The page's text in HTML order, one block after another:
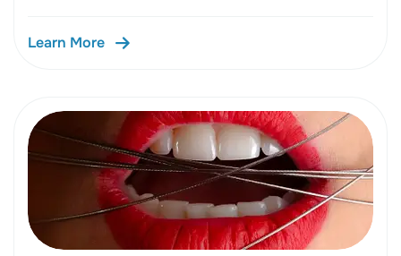
Learn More